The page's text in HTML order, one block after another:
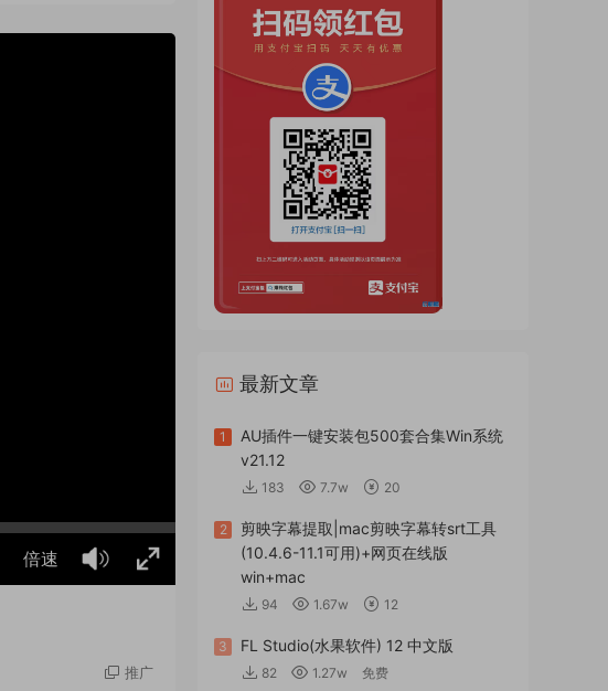
倍速
推广
最新文章
1
AU插件一键安装包500套合集Win系统
v21.12
183 7.7w 20
2
剪映字幕提取|mac剪映字幕转srt工具
(10.4.6-11.1可用)+网页在线版
win+mac
94 1.67w 12
3 FL Studio(水果软件) 12 中文版
82 1.27w 免费